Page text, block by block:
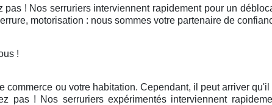
! Nos serruriers interviennent rapidement pour un
motorisation : nous sommes votre partenaire de
!
ou votre habitation. Cependant, il peut arriver
! Nos serruriers expérimentés interviennent